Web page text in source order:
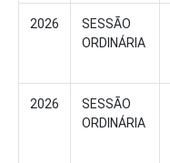
2026
SESSÃO
ORDINÁRIA
2026
SESSÃO
ORDINÁRIA